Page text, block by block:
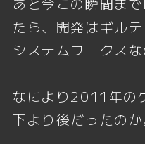
たら、開発はギル
システムワークスな
なにより2011年の
下より後だったの